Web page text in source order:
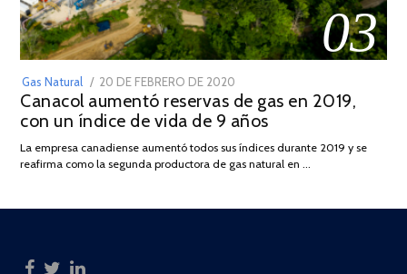
03
Gas Natural
POSTED
ON
20 DE FEBRERO DE 2020
DE
JULIO
2025
Canacol aumentó reservas de gas en 2019,
con un índice de vida de 9 años
La empresa canadiense aumentó todos sus índices durante 2019 y se
reafirma como la segunda productora de gas natural en …